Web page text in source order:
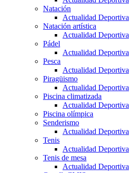
Natación
Actualidad Deportiva
Natación artística
Actualidad Deportiva
Pádel
Actualidad Deportiva
Pesca
Actualidad Deportiva
Piragüismo
Actualidad Deportiva
Piscina climatizada
Actualidad Deportiva
Piscina olímpica
Senderismo
Actualidad Deportiva
Tenis
Actualidad Deportiva
Tenis de mesa
Actualidad Deportiva